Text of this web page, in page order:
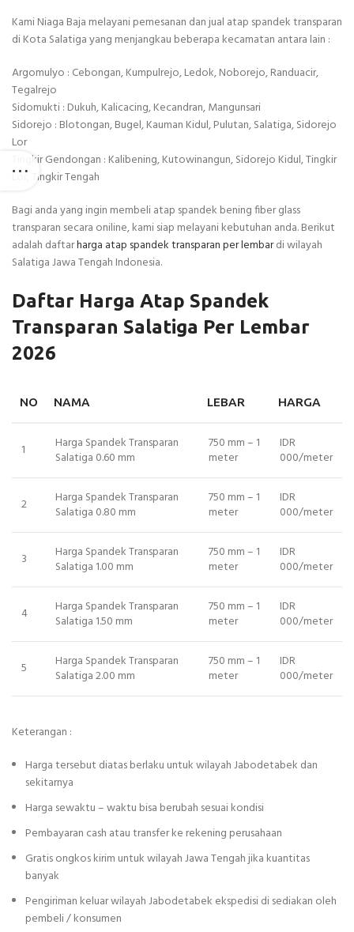
Kami Niaga Baja melayani pemesanan dan jual atap spandek transparan
di Kota Salatiga yang menjangkau beberapa kecamatan antara lain :
Argomulyo : Cebongan, Kumpulrejo, Ledok, Noborejo, Randuacir,
Tegalrejo
Sidomukti : Dukuh, Kalicacing, Kecandran, Mangunsari
Sidorejo : Blotongan, Bugel, Kauman Kidul, Pulutan, Salatiga, Sidorejo
Lor
Tingkir Gendongan : Kalibening, Kutowinangun, Sidorejo Kidul, Tingkir
Lor, Tingkir Tengah
Bagi anda yang ingin membeli atap spandek bening fiber glass
transparan secara oniline, kami siap melayani kebutuhan anda. Berikut
adalah daftarharga atap spandek transparan per lembardi wilayah
Salatiga Jawa Tengah Indonesia.
Daftar Harga Atap Spandek
Transparan Salatiga Per Lembar
2026
NO NAMA LEBAR HARGA
1
Harga Spandek Transparan
Salatiga 0.60 mm
750 mm – 1
meter
IDR
000/meter
2
Harga Spandek Transparan
Salatiga 0.80 mm
750 mm – 1
meter
IDR
000/meter
3
Harga Spandek Transparan
Salatiga 1.00 mm
750 mm – 1
meter
IDR
000/meter
4
Harga Spandek Transparan
Salatiga 1.50 mm
750 mm – 1
meter
IDR
000/meter
5
Harga Spandek Transparan
Salatiga 2.00 mm
750 mm – 1
meter
IDR
000/meter
Keterangan :
Harga tersebut diatas berlaku untuk wilayah Jabodetabek dan
sekitarnya
Harga sewaktu – waktu bisa berubah sesuai kondisi
Pembayaran cash atau transfer ke rekening perusahaan
Gratis ongkos kirim untuk wilayah Jawa Tengah jika kuantitas
banyak
Pengiriman keluar wilayah Jabodetabek ekspedisi di sediakan oleh
pembeli / konsumen